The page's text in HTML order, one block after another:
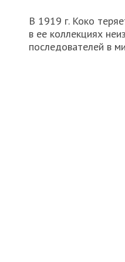
В 1919 г. Коко
в ее коллекциях
последователей в